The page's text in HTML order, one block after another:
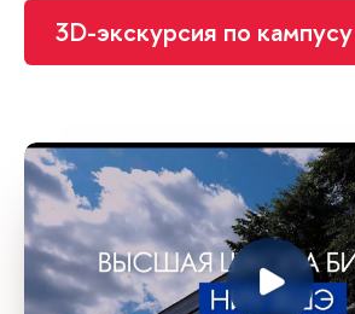
3D-экскурсия по кампусу